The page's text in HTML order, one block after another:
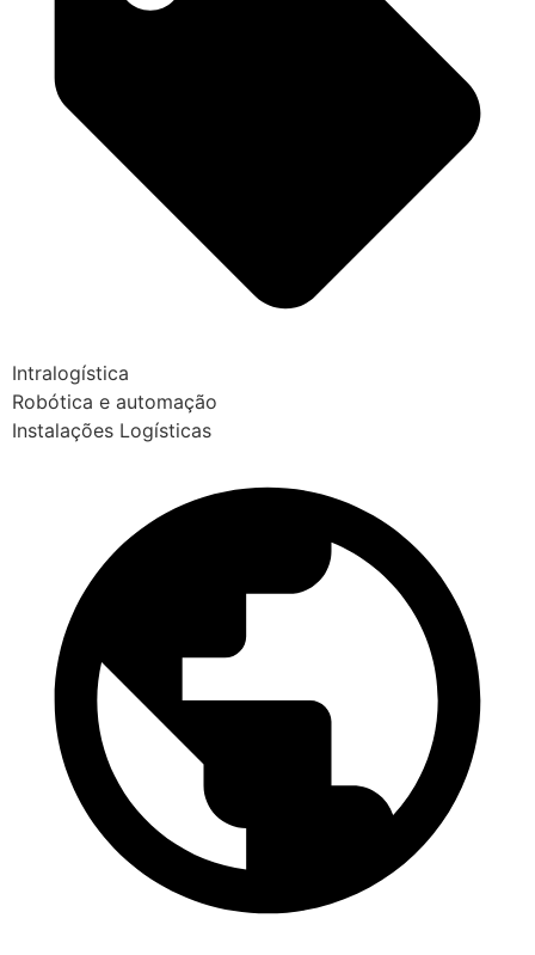
Intralogística
Robótica e automação
Instalações Logísticas